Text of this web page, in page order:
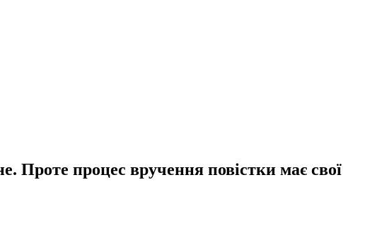
Проте процес вручення повістки має свої